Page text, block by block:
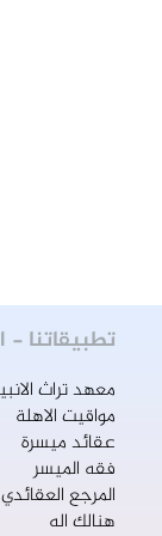
تطبيقاتنا -
معهد تراث
مواقيت الاهلة
عقائد ميسرة
فقه الميسر
المرجع العقائدي
هنالك اله